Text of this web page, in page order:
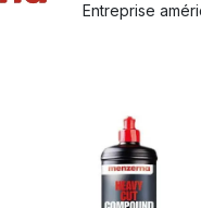
Entreprise